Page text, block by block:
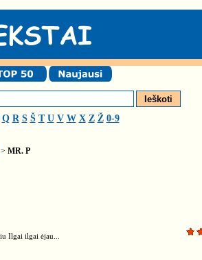
Q R S Š T U V W X Z Ž 0-9
> MR. P
Ilgai ilgai ėjau...